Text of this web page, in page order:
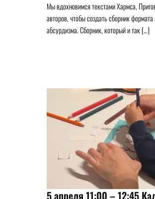
Мы вдохновимся текстами Хармса,
авторов, чтобы создать сборник
абсурдизма. Сборник, который и так […]
5 апреля 11:00 – 12:45